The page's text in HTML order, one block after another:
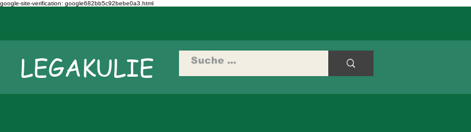
google-site-verification: google682bb5c92bebe0a3.html
LEGAKULIE